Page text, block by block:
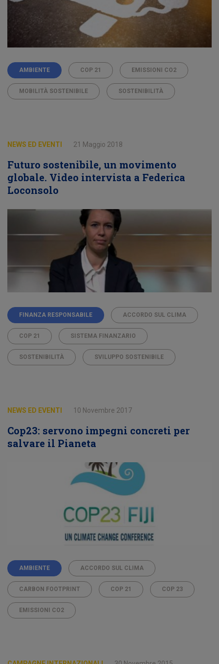
AMBIENTE COP 21 EMISSIONI CO2
MOBILITÀ SOSTENIBILE SOSTENIBILITÀ
NEWS ED EVENTI 21 Maggio 2018
Futuro sostenibile, un movimento
globale. Video intervista a Federica
Loconsolo
FINANZA RESPONSABILE ACCORDO SUL CLIMA
COP 21 SISTEMA FINANZARIO
SOSTENIBILITÀ SVILUPPO SOSTENIBILE
NEWS ED EVENTI 10 Novembre 2017
Cop23: servono impegni concreti per
salvare il Pianeta
AMBIENTE ACCORDO SUL CLIMA
CARBON FOOTPRINT COP 21 COP 23
EMISSIONI CO2